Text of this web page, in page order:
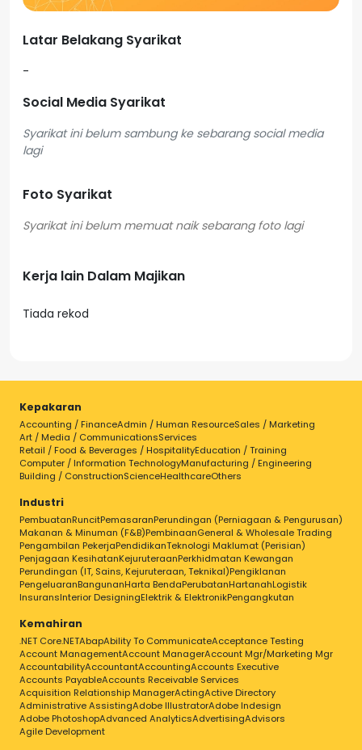
Latar Belakang Syarikat
-
Social Media Syarikat
Syarikat ini belum sambung ke sebarang social media
lagi
Foto Syarikat
Kerja lain Dalam Majikan
Tiada rekod
Kepakaran
Accounting / FinanceAdmin / Human ResourceSales / Marketing
Art / Media / CommunicationsServices
Retail / Food & Beverages / HospitalityEducation / Training
Computer / Information TechnologyManufacturing / Engineering
Building / ConstructionScienceHealthcareOthers
Industri
PembuatanRuncitPemasaranPerundingan (Perniagaan & Pengurusan)
Makanan & Minuman (F&B)PembinaanGeneral & Wholesale Trading
Pengambilan PekerjaPendidikanTeknologi Maklumat (Perisian)
Penjagaan KesihatanKejuruteraanPerkhidmatan Kewangan
Perundingan (IT, Sains, Kejuruteraan, Teknikal)Pengiklanan
PengeluaranBangunanHarta BendaPerubatanHartanahLogistik
InsuransInterior DesigningElektrik & ElektronikPengangkutan
Kemahiran
.NET Core.NETAbapAbility To CommunicateAcceptance Testing
Account ManagementAccount ManagerAccount Mgr/Marketing Mgr
AccountabilityAccountantAccountingAccounts Executive
Accounts PayableAccounts Receivable Services
Acquisition Relationship ManagerActingActive Directory
Administrative AssistingAdobe IllustratorAdobe Indesign
Adobe PhotoshopAdvanced AnalyticsAdvertisingAdvisors
Agile Development